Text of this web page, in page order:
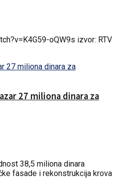
oQW9s izvor: RTV
27 miliona dinara za
38,5 miliona dinara
fasade i rekonstrukcija krova